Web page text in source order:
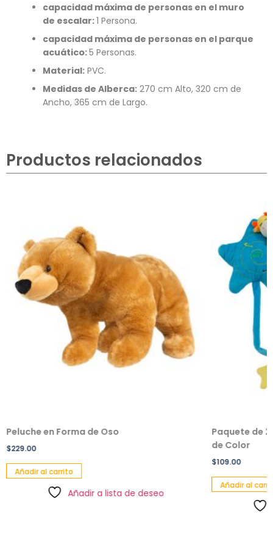
capacidad máxima de personas en el muro
de escalar:1 Persona.
capacidad máxima de personas en el parque
acuático:5 Personas.
Material: PVC.
Medidas de Alberca: 270 cm Alto, 320 cm de
Ancho, 365 cm de Largo.
Productos relacionados
Peluche en Forma de Oso
$229.00
Añadir al carrito
Añadir a lista de deseo
Paquete de
de Color
$109.00
Añadir al